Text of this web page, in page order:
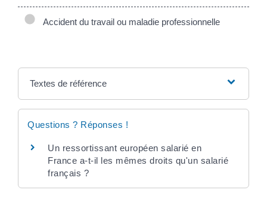
Accident du travail ou maladie professionnelle
Textes de référence
Questions ? Réponses !
Un ressortissant européen salarié en
France a-t-il les mêmes droits qu'un salarié
français ?